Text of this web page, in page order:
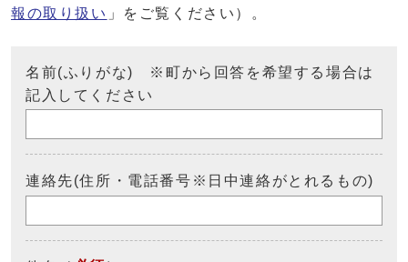
報の取り扱い 」をご覧ください）。
名前(ふりがな) ※町から回答を希望する場合は
記入してください
連絡先(住所・電話番号※日中連絡がとれるもの)